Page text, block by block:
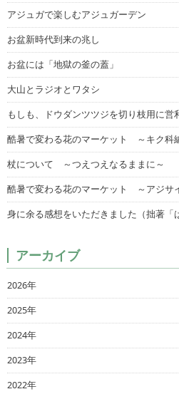
アジュガで楽しむアジュガーデン
お盆新時代到来の兆し
お盆には「地獄の釜の蓋」
大山とラジオとワタシ
もしも、ドウダンツツジを切り枝用に営
酷暑で変わる花のマーケット ～キク科
杖について ～つえつえなるままに～
酷暑で変わる花のマーケット ～アジサ
身に余る感想をいただきました（拙著「
アーカイブ
2026年
2025年
2024年
2023年
2022年